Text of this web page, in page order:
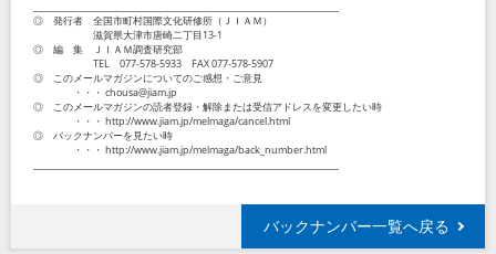
◎ 発行者 全国市町村国際文化研修所（ＪＩＡＭ）
滋賀県大津市唐崎二丁目13-1
◎ 編 集 ＪＩＡＭ調査研究部
TEL 077-578-5933 FAX 077-578-5907
◎ このメールマガジンについてのご感想・ご意見
・・・ chousa@jiam.jp
◎ このメールマガジンの読者登録・解除または受信アドレスを変更したい時
・・・ http://www.jiam.jp/melmaga/cancel.html
◎ バックナンバーを見たい時
・・・ http://www.jiam.jp/melmaga/back_number.html
バックナンバー一覧へ戻る